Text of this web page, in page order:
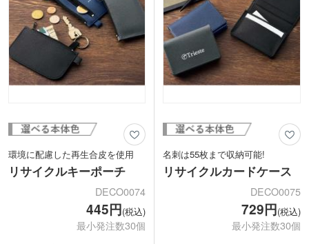
環境に配慮した再生合皮を使用
リサイクルキーポーチ
DECO0074
445円(税込)
最小発注数30個
名刺は55枚まで収納可能!
リサイクルカードケース
DECO0075
729円(税込)
最小発注数30個